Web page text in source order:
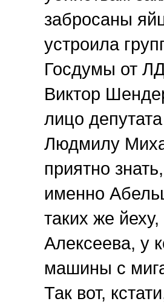
забросаны
устроила
Госдумы от
Виктор
лицо
Людмилу
приятно
именно
таких же
Алексеева, у
машины с
Так вот,